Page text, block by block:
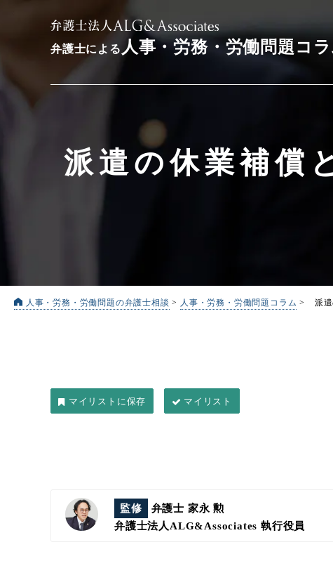
弁護士による 人事・労務・労働問題コ
派遣の休業補償
人事・労務・労働問題の弁護士相談 > 人事・労務・労働問題コラム > 派
マイリスト
監修
弁護士 家永 勲
弁護士法人ALG&Associates 執行役員